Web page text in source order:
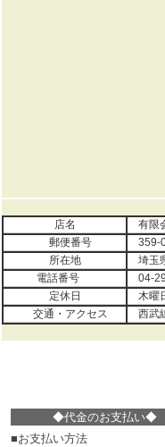
店名
有限
郵便番号
359-
所在地
埼玉
電話番号
04-
定休日
木曜
交通・アクセス
西武
◆代金のお支払い◆
■お支払い方法